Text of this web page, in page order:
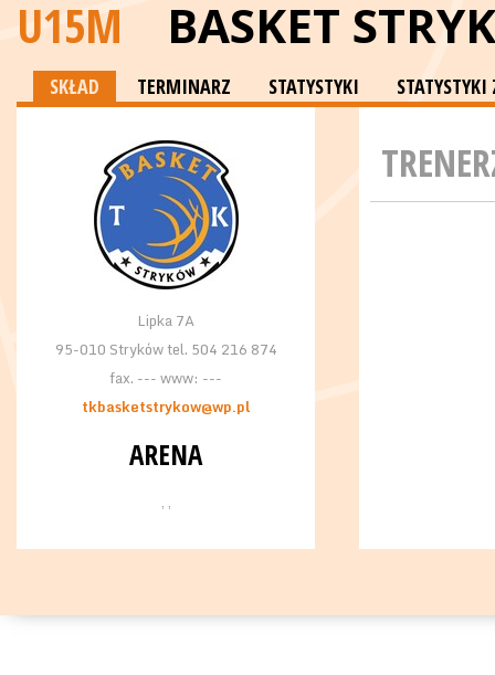
U15M BASKET
SKŁAD TERMINARZ STATYSTYKI
Lipka 7A
95-010 Stryków tel. 504 216 874
fax. --- www: ---
tkbasketstrykow@wp.pl
ARENA
, ,